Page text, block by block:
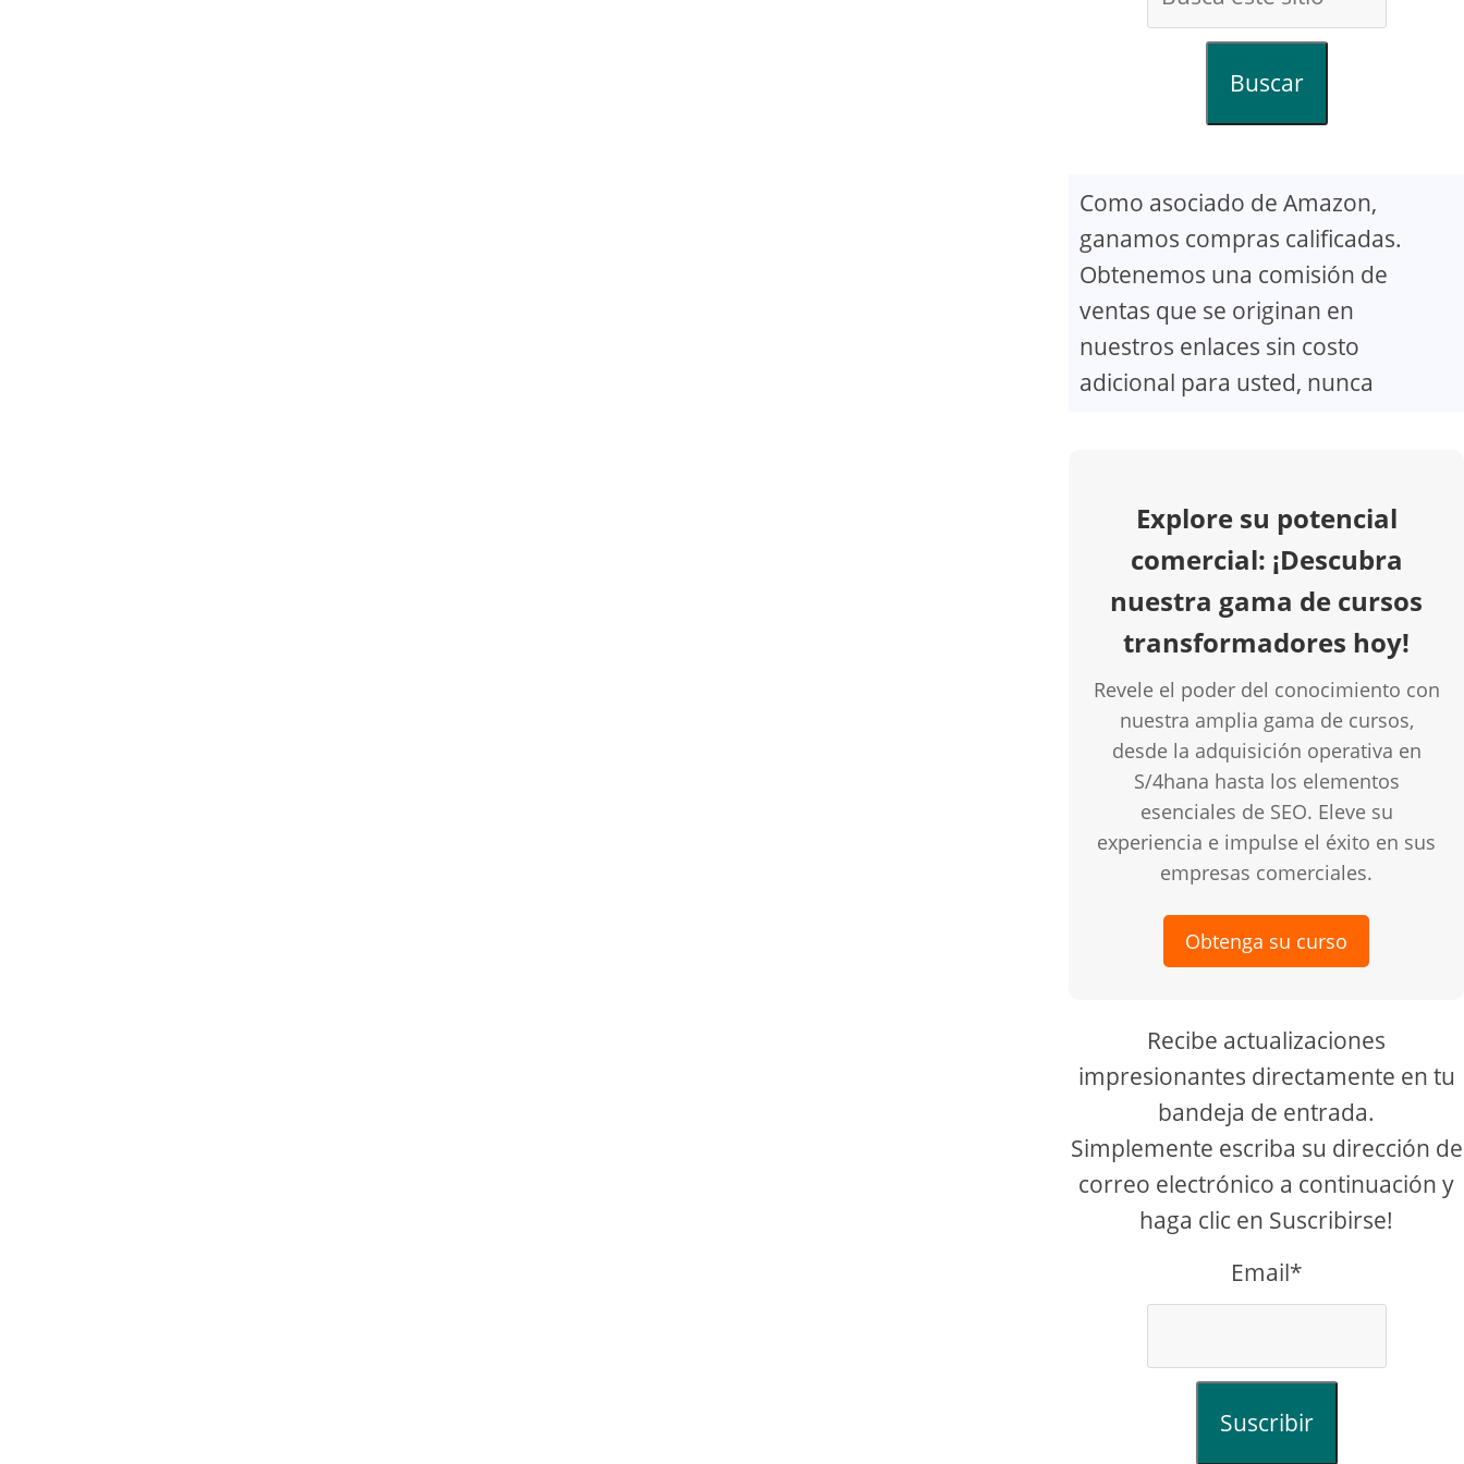
Buscar
Como asociado de Amazon,
ganamos compras calificadas.
Obtenemos una comisión de
ventas que se originan en
nuestros enlaces sin costo
adicional para usted, nunca
Explore su potencial
comercial: ¡Descubra
nuestra gama de cursos
transformadores hoy!
Revele el poder del conocimiento con
nuestra amplia gama de cursos,
desde la adquisición operativa en
S/4hana hasta los elementos
esenciales de SEO. Eleve su
experiencia e impulse el éxito en sus
empresas comerciales.
Obtenga su curso
Recibe actualizaciones
impresionantes directamente en tu
bandeja de entrada.
Simplemente escriba su dirección de
correo electrónico a continuación y
haga clic en Suscribirse!
Email*
Suscribir